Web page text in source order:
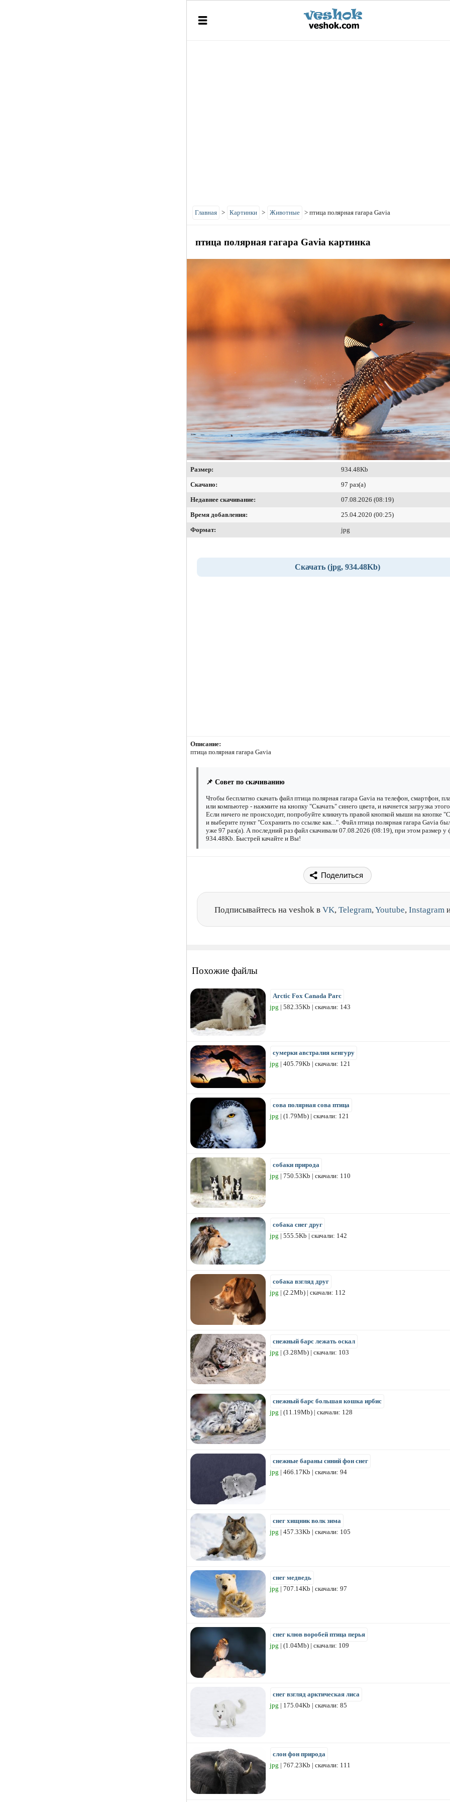
Главная > Картинки > Животные > птица полярная гагара Gavia
птица полярная гагара Gavia картинка
Размер:
934.48Kb
Скачано:
97 раз(а)
Недавнее скачивание:
07.08.2026 (08:19)
Время добавления:
25.04.2020 (00:25)
Формат:
jpg
Скачать (jpg, 934.48Kb)
Описание:
птица полярная гагара Gavia
📌 Совет по скачиванию
Чтобы бесплатно скачать файл птица полярная гагара Gavia на телефон, смартфон,
или компьютер - нажмите на кнопку "Скачать" синего цвета, и начнется загрузка
Если ничего не происходит, попробуйте кликнуть правой кнопкой мыши на кнопке
и выберите пункт "Сохранить по ссылке как...". Файл птица полярная гагара Gavia
уже 97 раз(а). А последний раз файл скачивали 07.08.2026 (08:19), при этом размер у
934.48Kb. Быстрей качайте и Вы!
Поделиться
Подписывайтесь на veshok в VK, Telegram,Youtube, Instagram
Похожие файлы
Arctic Fox Canada Parc
jpg | 582.35Kb | скачали: 143
сумерки австралия кенгуру
jpg | 405.79Kb | скачали: 121
сова полярная сова птица
jpg | (1.79Mb) | скачали: 121
собаки природа
jpg | 750.53Kb | скачали: 110
собака снег друг
jpg | 555.5Kb | скачали: 142
собака взгляд друг
jpg | (2.2Mb) | скачали: 112
снежный барс лежать оскал
jpg | (3.28Mb) | скачали: 103
снежный барс большая кошка ирбис
jpg | (11.19Mb) | скачали: 128
снежные бараны синий фон снег
jpg | 466.17Kb | скачали: 94
снег хищник волк зима
jpg | 457.33Kb | скачали: 105
снег медведь
jpg | 707.14Kb | скачали: 97
снег клюв воробей птица перья
jpg | (1.04Mb) | скачали: 109
снег взгляд арктическая лиса
jpg | 175.04Kb | скачали: 85
слон фон природа
jpg | 767.23Kb | скачали: 111